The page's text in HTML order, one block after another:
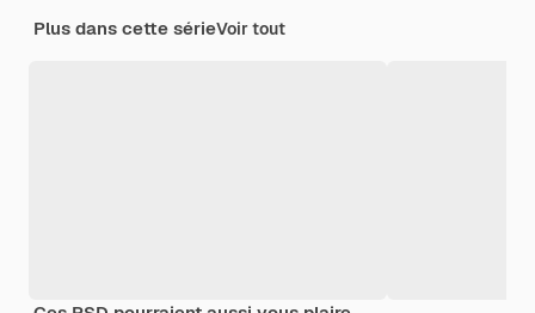
Plus dans cette sérieVoir tout